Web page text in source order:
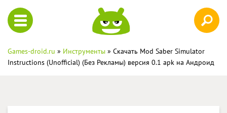
Games-droid.ru » Инструменты » Скачать Mod Saber Simulator
Instructions (Unofficial) (Без Рекламы) версия 0.1 apk на Андроид